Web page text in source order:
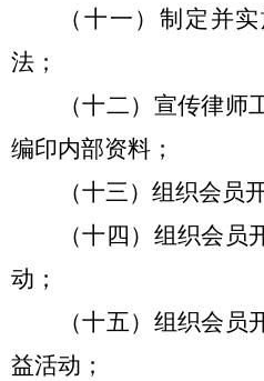
（十一）制定并
法；
（十二）宣传律师
编印内部资料；
（十三）组织会员
（十四）组织会
动；
（十五）组织会
益活动；